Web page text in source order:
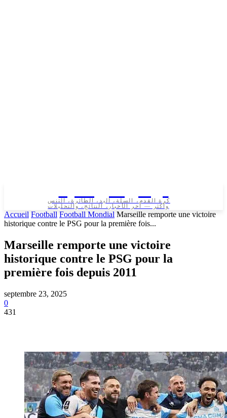
كرة القدم، السلة، اليد، الطائرة، التنس
وأكثر — آخر الأخبار، النتائج، والتحليلات
Accueil Football Football Mondial Marseille remporte une victoire
historique contre le PSG pour la première fois...
Marseille remporte une victoire
historique contre le PSG pour la
première fois depuis 2011
septembre 23, 2025
0
431